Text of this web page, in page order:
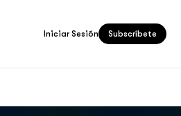
Iniciar Sesión Subscríbete